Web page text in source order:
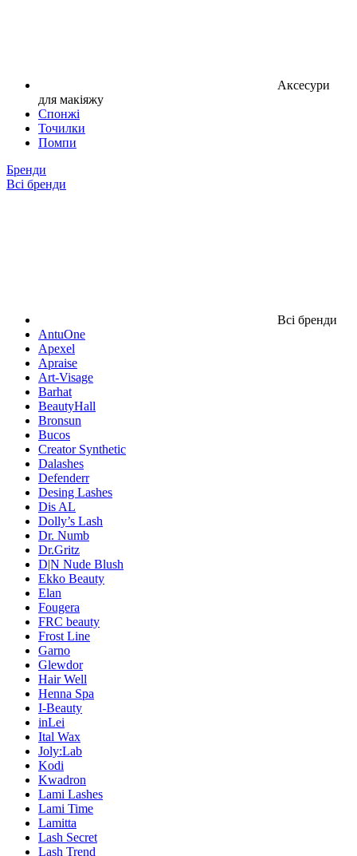
Аксесури
для макіяжу
Спонжі
Точилки
Помпи
Бренди
Всі бренди
Всі бренди
AntuOne
Apexel
Apraise
Art-Visage
Barhat
BeautyHall
Bronsun
Bucos
Creator Synthetic
Dalashes
Defenderr
Desing Lashes
Dis AL
Dolly’s Lash
Dr. Numb
Dr.Gritz
D|N Nude Blush
Ekko Beauty
Elan
Fougera
FRC beauty
Frost Line
Garno
Glewdor
Hair Well
Henna Spa
I-Beauty
inLei
Ital Wax
Joly:Lab
Kodi
Kwadron
Lami Lashes
Lami Time
Lamitta
Lash Secret
Lash Trend